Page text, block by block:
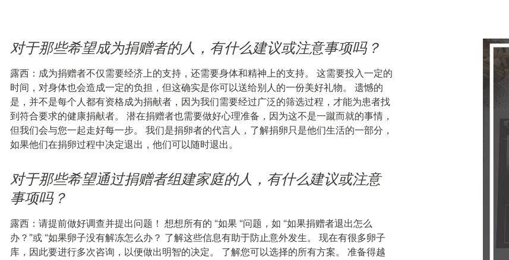
对于那些希望成为捐赠者的人，有什么建议或注意事项吗？
露西：成为捐赠者不仅需要经济上的支持，还需要身体和精神上的支持。 这需要投入一定的
时间，对身体也会造成一定的负担，但这确实是你可以送给别人的一份美好礼物。 遗憾的
是，并不是每个人都有资格成为捐献者，因为我们需要经过广泛的筛选过程，才能为患者找
到符合要求的健康捐献者。 潜在捐赠者也需要做好心理准备，因为这不是一蹴而就的事情，
但我们会与您一起走好每一步。 我们是捐卵者的代言人，了解捐卵只是他们生活的一部分，
如果他们在捐卵过程中决定退出，他们可以随时退出。
对于那些希望通过捐赠者组建家庭的人，有什么建议或注意
事项吗？
露西：请提前做好调查并提出问题！ 想想所有的 “如果 “问题，如 “如果捐赠者退出怎么
办？”或 “如果卵子没有解冻怎么办？ 了解这些信息有助于防止意外发生。 现在有很多卵子
库，因此要进行多次咨询，以便做出明智的决定。 了解您可以选择的所有方案。 准备得越